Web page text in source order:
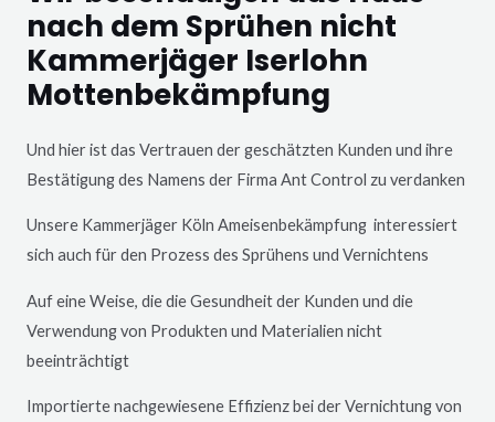
nach dem Sprühen nicht
Kammerjäger Iserlohn
Mottenbekämpfung
Und hier ist das Vertrauen der geschätzten Kunden und ihre
Bestätigung des Namens der Firma Ant Control zu verdanken
Unsere Kammerjäger Köln Ameisenbekämpfung interessiert
sich auch für den Prozess des Sprühens und Vernichtens
Auf eine Weise, die die Gesundheit der Kunden und die
Verwendung von Produkten und Materialien nicht
beeinträchtigt
Importierte nachgewiesene Effizienz bei der Vernichtung von